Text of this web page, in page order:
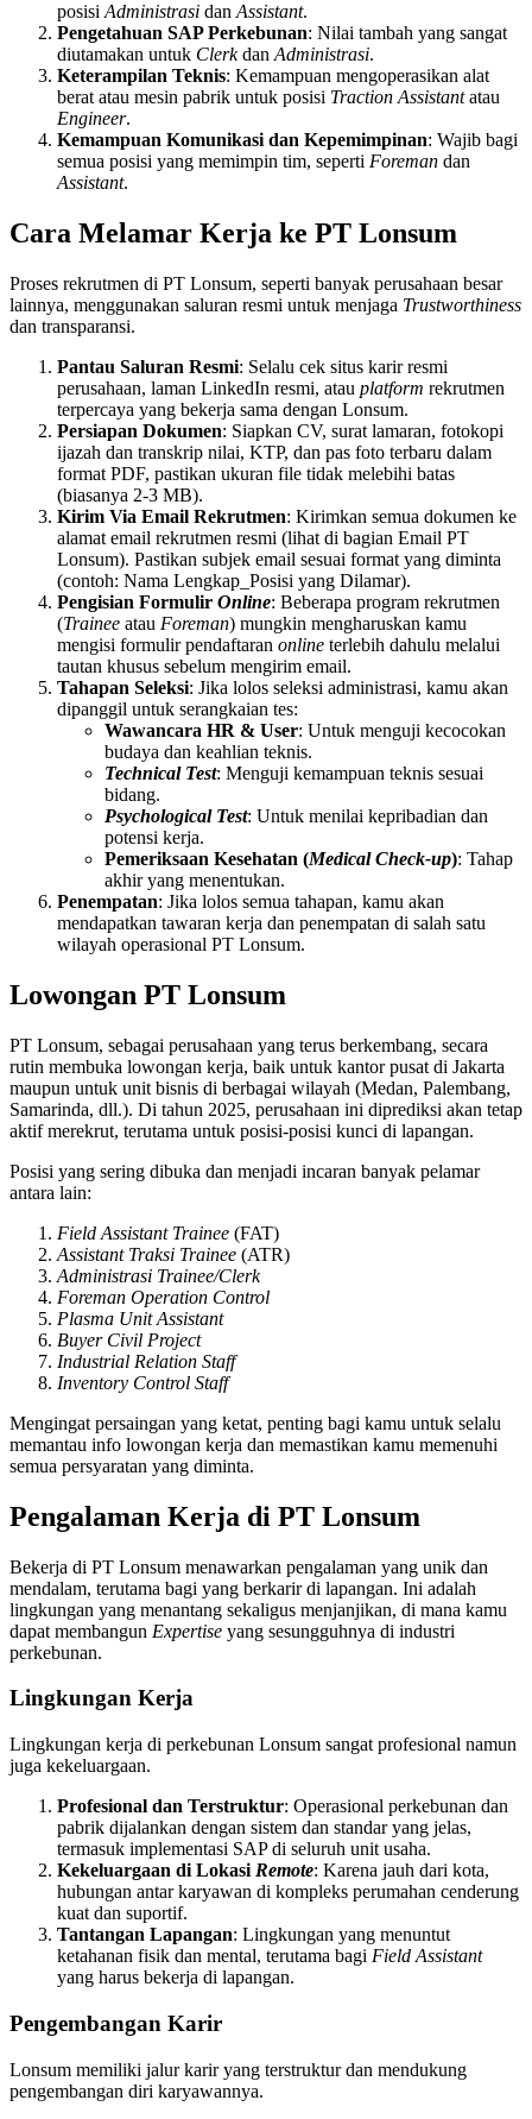
posisi Administrasi dan Assistant.
Pengetahuan SAP Perkebunan: Nilai tambah yang sangat
diutamakan untuk Clerkdan Administrasi.
Keterampilan Teknis: Kemampuan mengoperasikan alat
berat atau mesin pabrik untuk posisi Traction Assistantatau
Engineer.
Kemampuan Komunikasi dan Kepemimpinan: Wajib bagi
semua posisi yang memimpin tim, seperti Foreman dan
Assistant.
Cara Melamar Kerja ke PT Lonsum
Proses rekrutmen di PT Lonsum, seperti banyak perusahaan besar
lainnya, menggunakan saluran resmi untuk menjaga Trustworthiness
dan transparansi.
Pantau Saluran Resmi: Selalu cek situs karir resmi
perusahaan, laman LinkedIn resmi, atau platform rekrutmen
terpercaya yang bekerja sama dengan Lonsum.
Persiapan Dokumen: Siapkan CV, surat lamaran, fotokopi
ijazah dan transkrip nilai, KTP, dan pas foto terbaru dalam
format PDF, pastikan ukuran file tidak melebihi batas
(biasanya 2-3 MB).
Kirim Via Email Rekrutmen: Kirimkan semua dokumen ke
alamat email rekrutmen resmi (lihat di bagian Email PT
Lonsum). Pastikan subjek email sesuai format yang diminta
(contoh: Nama Lengkap_Posisi yang Dilamar).
Pengisian Formulir Online: Beberapa program rekrutmen
(Trainee atau Foreman) mungkin mengharuskan kamu
mengisi formulir pendaftaran online terlebih dahulu melalui
tautan khusus sebelum mengirim email.
Tahapan Seleksi: Jika lolos seleksi administrasi, kamu akan
dipanggil untuk serangkaian tes:
Wawancara HR & User: Untuk menguji kecocokan
budaya dan keahlian teknis.
Technical Test: Menguji kemampuan teknis sesuai
bidang.
Psychological Test: Untuk menilai kepribadian dan
potensi kerja.
Pemeriksaan Kesehatan (Medical Check-up): Tahap
akhir yang menentukan.
Penempatan: Jika lolos semua tahapan, kamu akan
mendapatkan tawaran kerja dan penempatan di salah satu
wilayah operasional PT Lonsum.
Lowongan PT Lonsum
PT Lonsum, sebagai perusahaan yang terus berkembang, secara
rutin membuka lowongan kerja, baik untuk kantor pusat di Jakarta
maupun untuk unit bisnis di berbagai wilayah (Medan, Palembang,
Samarinda, dll.). Di tahun 2025, perusahaan ini diprediksi akan tetap
aktif merekrut, terutama untuk posisi-posisi kunci di lapangan.
Posisi yang sering dibuka dan menjadi incaran banyak pelamar
antara lain:
Field Assistant Trainee (FAT)
Assistant Traksi Trainee (ATR)
Administrasi Trainee/Clerk
Foreman Operation Control
Plasma Unit Assistant
Buyer Civil Project
Industrial Relation Staff
Inventory Control Staff
Mengingat persaingan yang ketat, penting bagi kamu untuk selalu
memantau info lowongan kerja dan memastikan kamu memenuhi
semua persyaratan yang diminta.
Pengalaman Kerja di PT Lonsum
Bekerja di PT Lonsum menawarkan pengalaman yang unik dan
mendalam, terutama bagi yang berkarir di lapangan. Ini adalah
lingkungan yang menantang sekaligus menjanjikan, di mana kamu
dapat membangun Expertise yang sesungguhnya di industri
perkebunan.
Lingkungan Kerja
Lingkungan kerja di perkebunan Lonsum sangat profesional namun
juga kekeluargaan.
Profesional dan Terstruktur: Operasional perkebunan dan
pabrik dijalankan dengan sistem dan standar yang jelas,
termasuk implementasi SAP di seluruh unit usaha.
Kekeluargaan di Lokasi Remote: Karena jauh dari kota,
hubungan antar karyawan di kompleks perumahan cenderung
kuat dan suportif.
Tantangan Lapangan: Lingkungan yang menuntut
ketahanan fisik dan mental, terutama bagi Field Assistant
yang harus bekerja di lapangan.
Pengembangan Karir
Lonsum memiliki jalur karir yang terstruktur dan mendukung
pengembangan diri karyawannya.